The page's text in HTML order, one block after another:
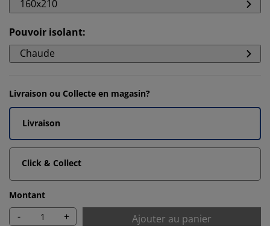
160x210
Pouvoir isolant:
Chaude
Livraison ou Collecte en magasin?
Livraison
Click & Collect
Montant
- + Ajouter au panier